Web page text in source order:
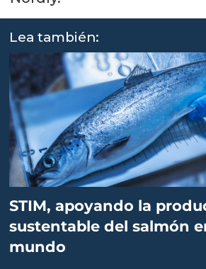
Lea también:
STIM, apoyando la
sustentable del salmón
mundo